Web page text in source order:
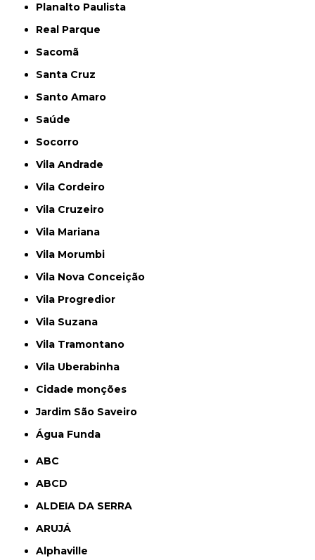
Planalto Paulista
Real Parque
Sacomã
Santa Cruz
Santo Amaro
Saúde
Socorro
Vila Andrade
Vila Cordeiro
Vila Cruzeiro
Vila Mariana
Vila Morumbi
Vila Nova Conceição
Vila Progredior
Vila Suzana
Vila Tramontano
Vila Uberabinha
cidade monções
jardim São Saveiro
Água Funda
ABC
ABCD
ALDEIA DA SERRA
ARUJÁ
Alphaville